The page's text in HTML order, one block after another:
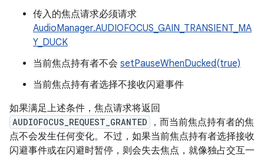
传入的焦点请求必须请求
AudioManager.AUDIOFOCUS_GAIN_TRANSIENT_MA
Y_DUCK
当前焦点持有者不会 setPauseWhenDucked(true)
当前焦点持有者选择不接收闪避事件
如果满足上述条件，焦点请求将返回
AUDIOFOCUS_REQUEST_GRANTED
，而当前焦点持有者的焦
点不会发生任何变化。不过，如果当前焦点持有者选择接收
闪避事件或在闪避时暂停，则会失去焦点，就像独占交互一